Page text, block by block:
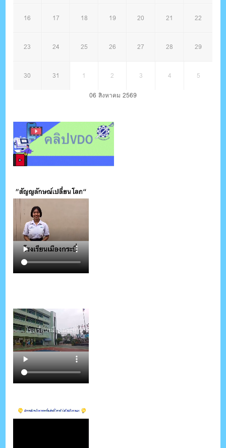
16 17 18 19 20 21 22
23 24 25 26 27 28 29
30 31 1 2 3 4 5
06 สิงหาคม 2569